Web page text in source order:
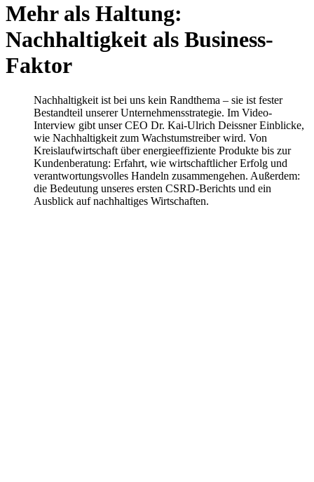
Mehr als Haltung:
Nachhaltigkeit als Business-
Faktor
Nachhaltigkeit ist bei uns kein Randthema – sie ist fester
Bestandteil unserer Unternehmensstrategie. Im Video-
Interview gibt unser CEO Dr. Kai-Ulrich Deissner Einblicke,
wie Nachhaltigkeit zum Wachstumstreiber wird. Von
Kreislaufwirtschaft über energieeffiziente Produkte bis zur
Kundenberatung: Erfahrt, wie wirtschaftlicher Erfolg und
verantwortungsvolles Handeln zusammengehen. Außerdem:
die Bedeutung unseres ersten CSRD-Berichts und ein
Ausblick auf nachhaltiges Wirtschaften.